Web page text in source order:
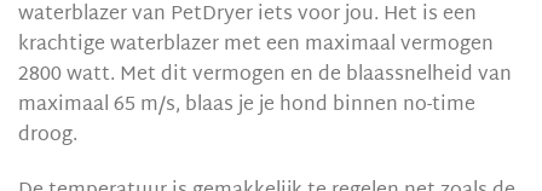
waterblazer van PetDryer iets voor jou. Het is een
krachtige waterblazer met een maximaal vermogen
2800 watt. Met dit vermogen en de blaassnelheid van
maximaal 65 m/s, blaas je je hond binnen no-time
droog.